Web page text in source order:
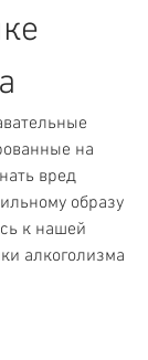
на
вред
образу
к нашей
алкоголизма